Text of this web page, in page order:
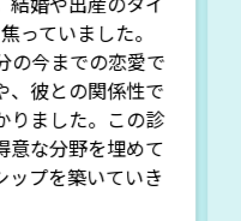
っていました。
の今までの恋愛で
、彼との関係性で
りました。この診
意な分野を埋めて
ップを築いていき